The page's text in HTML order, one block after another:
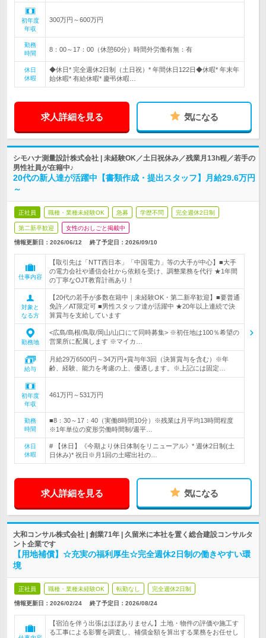
初年度
年収
300万円～600万円
勤務
時間
8：00～17：00（休憩60分）時間外労働有無：有
休日
休暇
◆休日* 完全週休2日制（土日祝）* 年間休日122日◆休暇* 年末年
始休暇* 有給休暇* 慶弔休暇…
求人詳細を見る 気になる
シモハナ測量設計株式会社 | 未経験OK／土日祝休み／残業月13h程／若手の
男性社員が在籍中♪
20代の新人達が活躍中【書類作成・提出スタッフ】月給29.6万円
～
正社員 職種・業種未経験OK 急募 学歴不問 完全週休2日制
第二新卒歓迎 女性のおしごと掲載中
情報更新日：2026/06/12 終了予定日： 2026/09/10
仕事内容
【取引先は「NTT西日本」「中国電力」等の大手が中心】■大手
の電力会社や通信会社から依頼を受け、調整業務を代行 ★1年間
の丁寧なOJT教育計画あり！
対象と
なる方
【20代の若手が多数在籍中｜未経験OK・第二新卒歓迎】■要普通
免許／AT限定可 ■男性スタッフ達が活躍中 ★20年以上連続で決
算賞与を支給しています
勤務地
<広島/島根/鳥取/岡山/山口にて同時募集> ※初任地は100％希望の
営業所に配属します ※マイカ…
給与
月給29万6500円～34万円+賞与年3回（決算賞与を含む）※年
齢、経験、能力を考慮の上、優遇します。※上記には固定…
初年度
年収
461万円～531万円
勤務
時間
■8：30～17：40（実働8時間10分）※残業は月平均13時間程度
※1年単位の変形労働時間制/週平…
休日
休暇
# 【休日】《今期より休日体制をリニューアル》* 週休2日制(土
日休み)* 祝日※月1回の土曜出社の…
求人詳細を見る 気になる
大和コンサル株式会社 | 創業71年 | 久留米に本社を置く総合建設コンサルタ
ント企業です
【用地補償】☆充実の福利厚生☆完全週休2日制の働きやすい環
境
正社員 職種・業種未経験OK 転勤なし 完全週休2日制
情報更新日：2026/02/24 終了予定日： 2026/08/24
【宿泊を伴う出張はほぼありません】土地・物件の評価や施工す
る工事による影響を調査し、補償金額を算出する業務をお任せし